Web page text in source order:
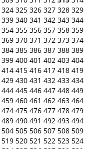
324 325 326 327 328 329
339 340 341 342 343 344
354 355 356 357 358 359
369 370 371 372 373 374
384 385 386 387 388 389
399 400 401 402 403 404
414 415 416 417 418 419
429 430 431 432 433 434
444 445 446 447 448 449
459 460 461 462 463 464
474 475 476 477 478 479
489 490 491 492 493 494
504 505 506 507 508 509
519 520 521 522 523 524